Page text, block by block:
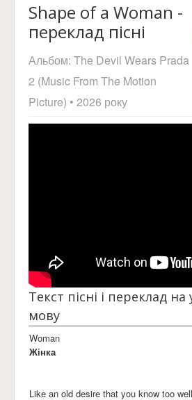
Shape of a Woman -
переклад пісні
Альбом: The Devil Wears Prada
2 (Music From The Motion
Picture) • 2026 року
Текст пісні і переклад на
мову
Woman
Жінка
Like an old desire that you know too well